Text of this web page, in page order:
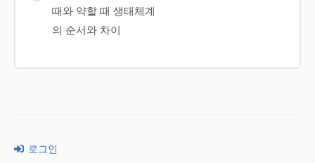
때와 약할 때 생태체계
의 순서와 차이
로그인